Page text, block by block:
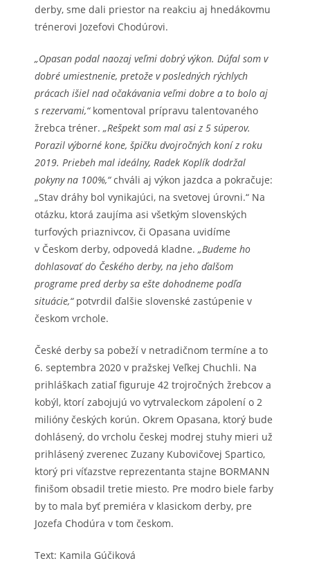
derby, sme dali priestor na reakciu aj hnedákovmu
trénerovi Jozefovi Chodúrovi.
„Opasan podal naozaj veľmi dobrý výkon. Dúfal som v
dobré umiestnenie, pretože v posledných rýchlych
prácach išiel nad očakávania veľmi dobre a to bolo aj
s rezervami,“komentoval prípravu talentovaného
žrebca tréner. „Rešpekt som mal asi z 5 súperov.
Porazil výborné kone, špičku dvojročných koní z roku
2019. Priebeh mal ideálny, Radek Koplík dodržal
pokyny na 100%,“chváli aj výkon jazdca a pokračuje:
„Stav dráhy bol vynikajúci, na svetovej úrovni.“ Na
otázku, ktorá zaujíma asi všetkým slovenských
turfových priaznivcov, či Opasana uvidíme
v Českom derby, odpovedá kladne. „Budeme ho
dohlasovať do Českého derby, na jeho ďalšom
programe pred derby sa ešte dohodneme podľa
situácie,“potvrdil ďalšie slovenské zastúpenie v
českom vrchole.
České derby sa pobeží v netradičnom termíne a to
6. septembra 2020 v pražskej Veľkej Chuchli. Na
prihláškach zatiaľ figuruje 42 trojročných žrebcov a
kobýl, ktorí zabojujú vo vytrvaleckom zápolení o 2
milióny českých korún. Okrem Opasana, ktorý bude
dohlásený, do vrcholu českej modrej stuhy mieri už
prihlásený zverenec Zuzany Kubovičovej Spartico,
ktorý pri víťazstve reprezentanta stajne BORMANN
finišom obsadil tretie miesto. Pre modro biele farby
by to mala byť premiéra v klasickom derby, pre
Jozefa Chodúra v tom českom.
Text: Kamila Gúčiková